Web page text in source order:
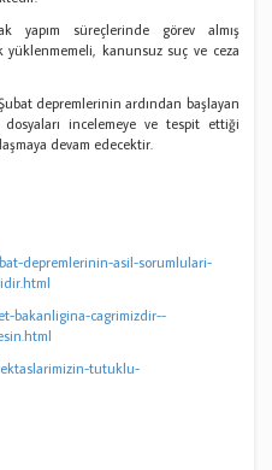
süreçlerinde görev almış
yüklenmemeli, kanunsuz suç ve ceza
depremlerinin ardından başlayan
incelemeye ve tespit ettiği
devam edecektir.
depremlerinin-asil-sorumlulari-
bakanligina-cagrimizdir--
tutuklu-